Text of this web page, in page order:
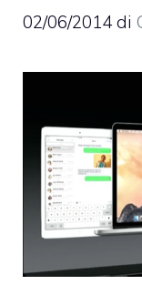
02/06/2014 di